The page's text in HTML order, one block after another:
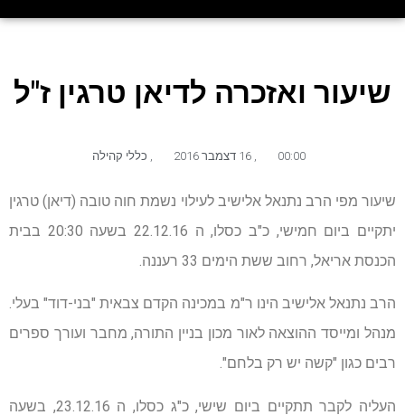
שיעור ואזכרה לדיאן טרגין ז"ל
00:00
,
, כללי קהילה
שיעור מפי הרב נתנאל אלישיב לעילוי נשמת חוה טובה (דיאן) טרגין
יתקיים ביום חמישי, כ"ב כסלו, ה 22.12.16 בשעה 20:30 בבית
הכנסת אריאל, רחוב ששת הימים 33 רעננה.
הרב נתנאל אלישיב הינו ר"מ במכינה הקדם צבאית "בני-דוד" בעלי.
מנהל ומייסד ההוצאה לאור מכון בניין התורה, מחבר ועורך ספרים
רבים כגון "קשה יש רק בלחם".
העליה לקבר תתקיים ביום שישי, כ"ג כסלו, ה 23.12.16, בשעה